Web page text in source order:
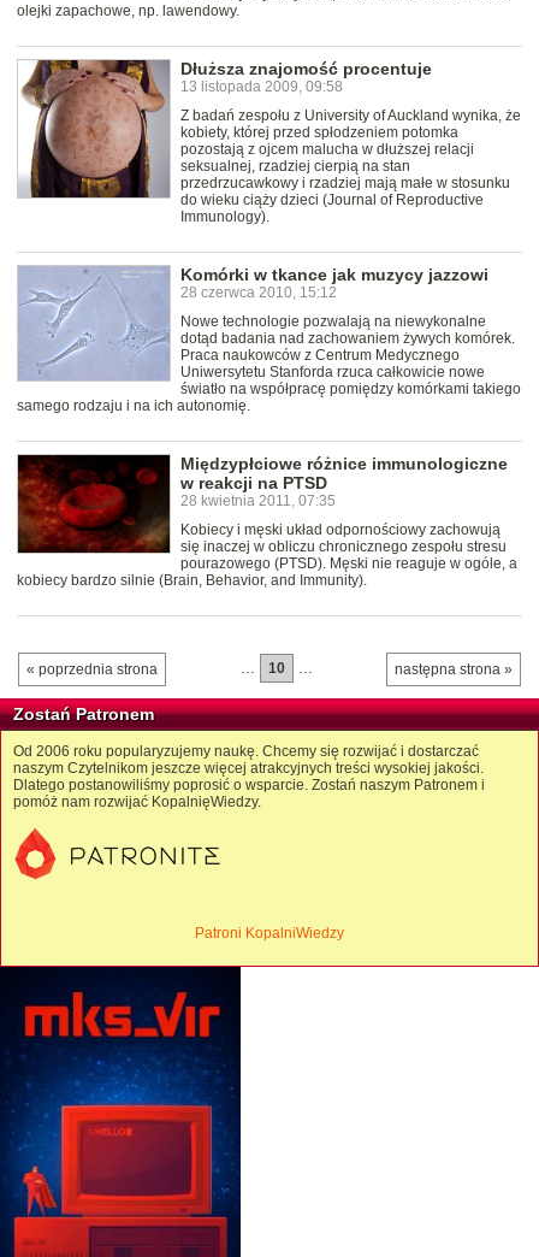
olejki zapachowe, np. lawendowy.
Dłuższa znajomość procentuje
13 listopada 2009, 09:58
Z badań zespołu z University of Auckland wynika, że
kobiety, której przed spłodzeniem potomka
pozostają z ojcem malucha w dłuższej relacji
seksualnej, rzadziej cierpią na stan
przedrzucawkowy i rzadziej mają małe w stosunku
do wieku ciąży dzieci (Journal of Reproductive
Immunology).
Komórki w tkance jak muzycy jazzowi
28 czerwca 2010, 15:12
Nowe technologie pozwalają na niewykonalne
dotąd badania nad zachowaniem żywych komórek.
Praca naukowców z Centrum Medycznego
Uniwersytetu Stanforda rzuca całkowicie nowe
światło na współpracę pomiędzy komórkami takiego
samego rodzaju i na ich autonomię.
Międzypłciowe różnice immunologiczne
w reakcji na PTSD
28 kwietnia 2011, 07:35
Kobiecy i męski układ odpornościowy zachowują
się inaczej w obliczu chronicznego zespołu stresu
pourazowego (PTSD). Męski nie reaguje w ogóle, a
kobiecy bardzo silnie (Brain, Behavior, and Immunity).
« poprzednia strona następna strona »
… 10 …
Zostań Patronem
Od 2006 roku popularyzujemy naukę. Chcemy się rozwijać i dostarczać
naszym Czytelnikom jeszcze więcej atrakcyjnych treści wysokiej jakości.
Dlatego postanowiliśmy poprosić o wsparcie. Zostań naszym Patronem i
pomóż nam rozwijać KopalnięWiedzy.
Patroni KopalniWiedzy